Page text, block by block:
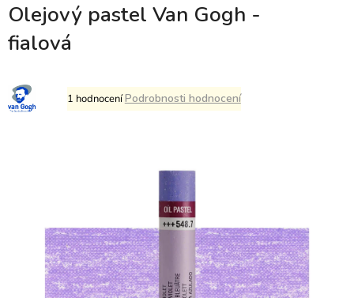
Olejový pastel Van Gogh -
fialová
Průměrné
hodnocení
1 hodnoceníPodrobnosti hodnocení